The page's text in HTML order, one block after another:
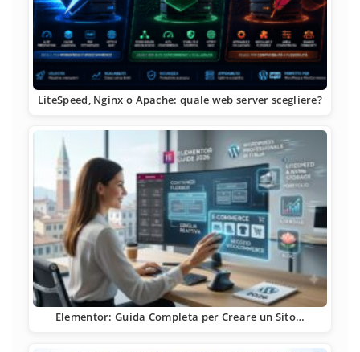
LiteSpeed, Nginx o Apache: quale web server scegliere?
Elementor: Guida Completa per Creare un Sito…